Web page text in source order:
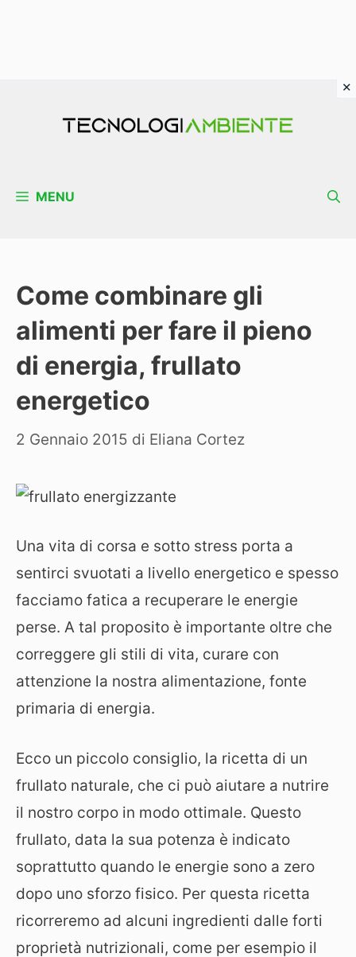
MENU
Come combinare gli
alimenti per fare il pieno
di energia, frullato
energetico
2 Gennaio 2015 di Eliana Cortez
Una vita di corsa e sotto stress porta a
sentirci svuotati a livello energetico e spesso
facciamo fatica a recuperare le energie
perse. A tal proposito è importante oltre che
correggere gli stili di vita, curare con
attenzione la nostra alimentazione, fonte
primaria di energia.
Ecco un piccolo consiglio, la ricetta di un
frullato naturale, che ci può aiutare a nutrire
il nostro corpo in modo ottimale. Questo
frullato, data la sua potenza è indicato
soprattutto quando le energie sono a zero
dopo uno sforzo fisico. Per questa ricetta
ricorreremo ad alcuni ingredienti dalle forti
proprietà nutrizionali, come per esempio il